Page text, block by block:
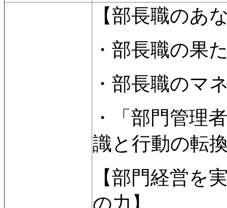
【部長職のあ
・部長職の果
・部長職のマ
・「部門管理
識と行動の転
【部門経営を
の力】